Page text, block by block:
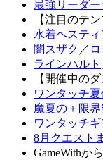
最強リーダ
【注目のテ
水着ヘスティ
闇スザク ／
ラインハルト
【開催中の
ワンタッチ夏
魔夏の＋限
ワンタッチギ
8月クエスト
GameWithか